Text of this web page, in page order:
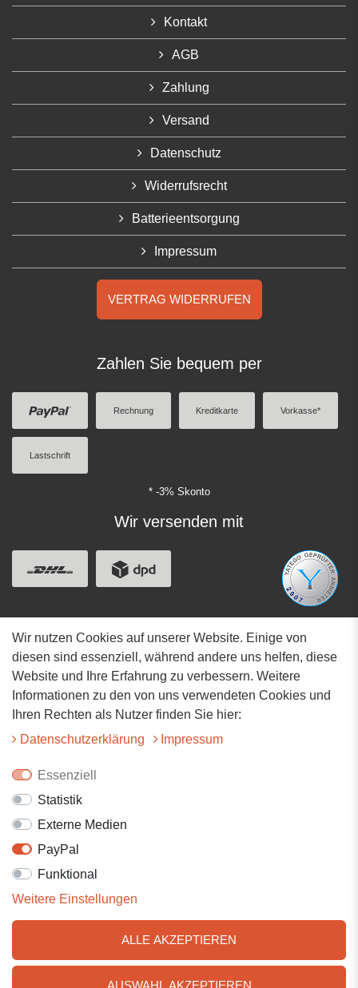
Kontakt
AGB
Zahlung
Versand
Datenschutz
Widerrufsrecht
Batterieentsorgung
Impressum
VERTRAG WIDERRUFEN
Zahlen Sie bequem per
Rechnung Kreditkarte Vorkasse*
Lastschrift
* -3% Skonto
Wir versenden mit
Adresse
Hauptstrasse 34
73117 Wangen
07161-9566068
Wir nutzen Cookies auf unserer Website. Einige von
diesen sind essenziell, während andere uns helfen, diese
Website und Ihre Erfahrung zu verbessern. Weitere
Informationen zu den von uns verwendeten Cookies und
Ihren Rechten als Nutzer finden Sie hier:
Daten­schutz­erklärung
Impressum
Essenziell
Statistik
Externe Medien
PayPal
Funktional
Weitere Einstellungen
ALLE AKZEPTIEREN
AUSWAHL AKZEPTIEREN